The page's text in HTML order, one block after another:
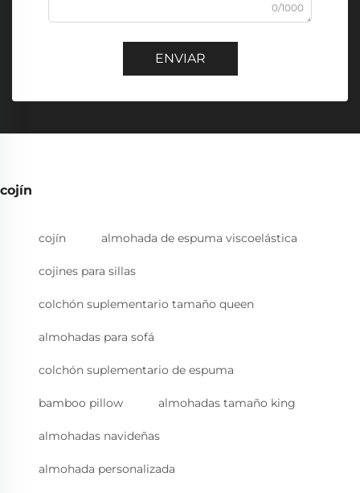
0/1000
ENVIAR
cojín
cojín almohada de espuma viscoelástica
cojines para sillas
colchón suplementario tamaño queen
almohadas para sofá
colchón suplementario de espuma
bamboo pillow almohadas tamaño king
almohadas navideñas
almohada personalizada